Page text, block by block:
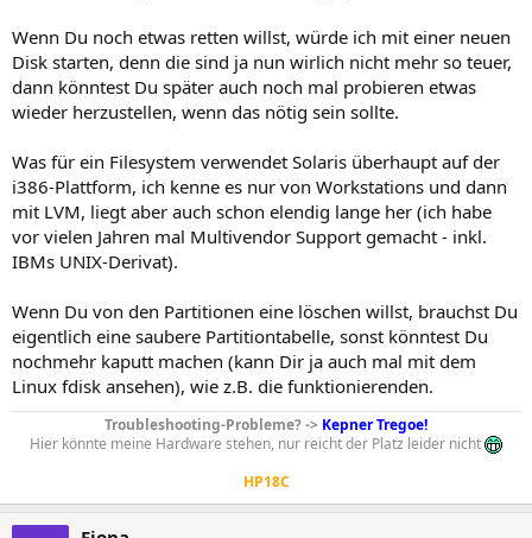
Wenn Du noch etwas retten willst, würde ich mit einer neuen
Disk starten, denn die sind ja nun wirlich nicht mehr so teuer,
dann könntest Du später auch noch mal probieren etwas
wieder herzustellen, wenn das nötig sein sollte.
Was für ein Filesystem verwendet Solaris überhaupt auf der
i386-Plattform, ich kenne es nur von Workstations und dann
mit LVM, liegt aber auch schon elendig lange her (ich habe
vor vielen Jahren mal Multivendor Support gemacht - inkl.
IBMs UNIX-Derivat).
Wenn Du von den Partitionen eine löschen willst, brauchst Du
eigentlich eine saubere Partitiontabelle, sonst könntest Du
nochmehr kaputt machen (kann Dir ja auch mal mit dem
Linux fdisk ansehen), wie z.B. die funktionierenden.
Troubleshooting-Probleme? -> Kepner Tregoe!
Hier könnte meine Hardware stehen, nur reicht der Platz leider nicht
HP18C